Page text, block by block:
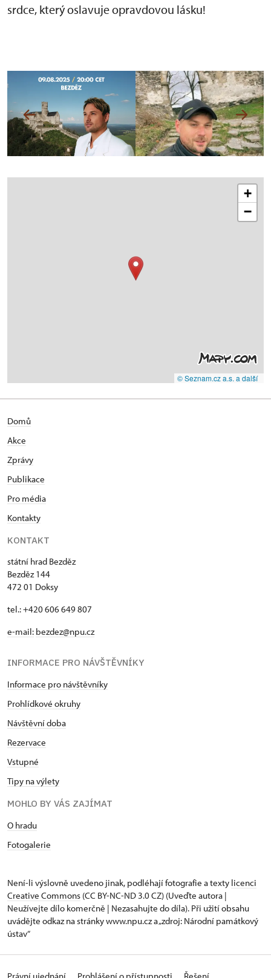
srdce, který oslavuje opravdovou lásku!
+
−
© Seznam.cz a.s. a další
Domů
Akce
Zprávy
Publikace
Pro média
Kontakty
KONTAKT
státní hrad Bezděz
Bezděz 144
472 01 Doksy
tel.: +420 606 649 807
e-mail: bezdez@npu.cz
INFORMACE PRO NÁVŠTĚVNÍKY
Informace pro návštěvníky
Prohlídkové okruhy
Návštěvní doba
Rezervace
Vstupné
Tipy na výlety
MOHLO BY VÁS ZAJÍMAT
O hradu
Fotogalerie
Není-li výslovně uvedeno jinak, podléhají fotografie a texty licenci
Creative Commons (CC BY-NC-ND 3.0 CZ) (Uveďte autora |
Neužívejte dílo komerčně | Nezasahujte do díla). Při užití obsahu
uvádějte odkaz na stránky www.npu.cz a „zdroj: Národní památkový
ústav“